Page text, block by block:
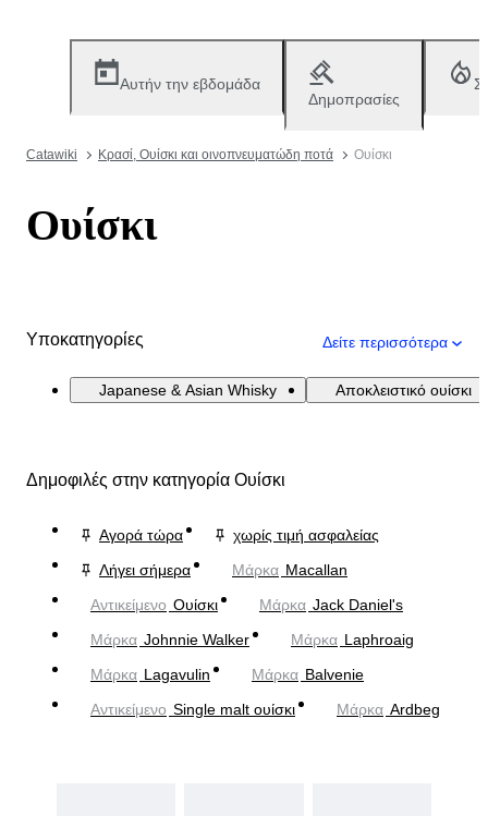
Αυτήν την εβδομάδα
Δημοπρασίες
Catawiki Κρασί, Ουίσκι και οινοπνευματώδη ποτά Ουίσκι
Ουίσκι
Υποκατηγορίες Δείτε περισσότερα
Japanese & Asian Whisky Αποκλειστικό ουίσκι
Δημοφιλές στην κατηγορία Ουίσκι
Αγορά τώρα
χωρίς τιμή ασφαλείας
Λήγει σήμερα
Μάρκα Macallan
Αντικείμενο Ουίσκι Μάρκα Jack Daniel's
Μάρκα Johnnie Walker Μάρκα Laphroaig
Μάρκα Lagavulin Μάρκα Balvenie
Αντικείμενο Single malt ουίσκι Μάρκα Ardbeg